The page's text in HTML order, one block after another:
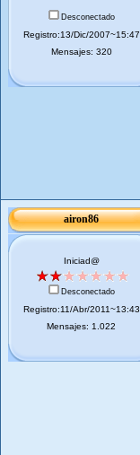
Desconectado
Registro:13/Dic/2007~15:47
Mensajes: 320
airon86
Iniciad@
Desconectado
Registro:11/Abr/2011~13:43
Mensajes: 1.022